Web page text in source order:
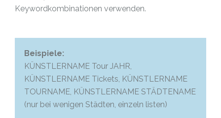
Keywordkombinationen verwenden.
Beispiele:
KÜNSTLERNAME Tour JAHR,
KÜNSTLERNAME Tickets, KÜNSTLERNAME
TOURNAME, KÜNSTLERNAME STÄDTENAME
(nur bei wenigen Städten, einzeln listen)